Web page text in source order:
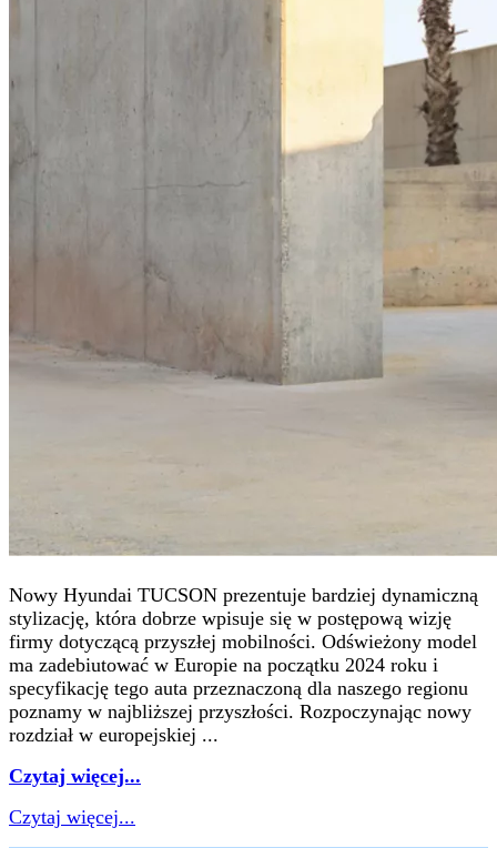
Nowy Hyundai TUCSON prezentuje bardziej dynamiczną
stylizację, która dobrze wpisuje się w postępową wizję
firmy dotyczącą przyszłej mobilności. Odświeżony model
ma zadebiutować w Europie na początku 2024 roku i
specyfikację tego auta przeznaczoną dla naszego regionu
poznamy w najbliższej przyszłości. Rozpoczynając nowy
rozdział w europejskiej ...
Czytaj więcej...
Czytaj więcej...